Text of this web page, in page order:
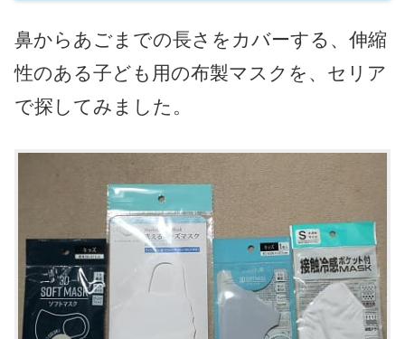
鼻からあごまでの長さをカバーする、伸縮
性のある子ども用の布製マスクを、セリア
で探してみました。